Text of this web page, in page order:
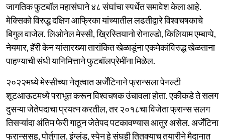
जागतिक फुटबॉल महासंघाने ४८ संघांचा स्पर्धेत समावेश केला आहे.
मेक्सिको विरुद्ध दक्षिण आफ्रिका यांच्यातील लढतीद्वारे विश्वचषकाचे
बिगुल वाजेल. लिओनेल मेस्सी, ख्रिस्तियानो रोनाल्डो, किलियाम एम्बाप्पे,
नेयमार, हॅरी केन यांसारख्या तारांकित खेळाडूंना एकमेकांविरुद्ध खेळताना
पाहण्याची संधी यानिमित्ताने फुटबॉलप्रेमींना मिळेल.
२०२२मध्ये मेस्सीच्या नेतृत्वात अर्जेंटिनाने फ्रान्सला पेनल्टी
शूटआऊटमध्ये पराभूत करून विश्वचषक उंचावला होता. एकीकडे ते सलग
दुसऱ्या जेतेपदाचा प्रयत्न करतील, तर २०१८चा विजेता फ्रान्स सलग
तिसऱ्यांदा अंतिम फेरी गाठून जेतेपद पटकावण्यास आतुर असेल. अर्जेंटिना
फ्रान्ससह, पोर्तुगाल, इंग्लंड, स्पेन हे संघही तितक्याच तयारीने मैदानात